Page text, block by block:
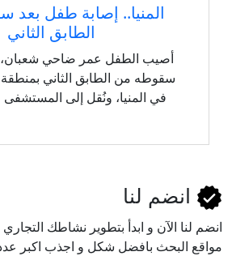
المنيا.. إصابة طفل
الطابق الثاني
سقوطه من الطابق الثاني بمنطقة
في المنيا، ونُقل إلى المستشفى
انضم لنا
انضم لنا اﻵن و ابدأ بتطوير نشاطك
مواقع البحث بافضل شكل و اجذب اكبر عدد